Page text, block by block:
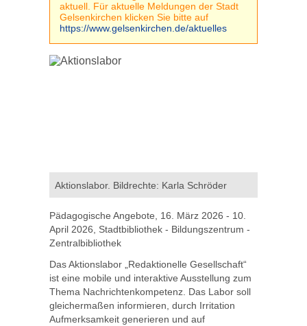
aktuell. Für aktuelle Meldungen der Stadt
Gelsenkirchen klicken Sie bitte auf
https://www.gelsenkirchen.de/aktuelles
Aktionslabor. Bildrechte: Karla Schröder
Pädagogische Angebote, 16. März 2026 - 10.
April 2026, Stadtbibliothek - Bildungszentrum -
Zentralbibliothek
Das Aktionslabor „Redaktionelle Gesellschaft“
ist eine mobile und interaktive Ausstellung zum
Thema Nachrichtenkompetenz. Das Labor soll
gleichermaßen informieren, durch Irritation
Aufmerksamkeit generieren und auf